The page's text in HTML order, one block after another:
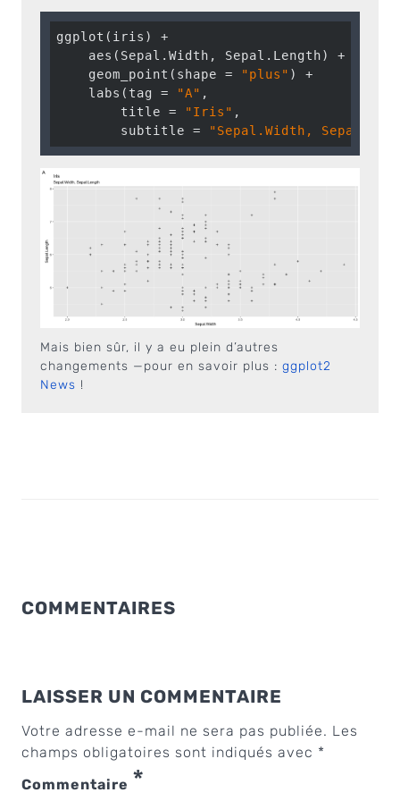
ggplot(iris) +
    aes(Sepal.Width, Sepal.Length) +
    geom_point(shape =
"plus" ) +
    labs(tag =
"A" ,
        title =
"Iris" ,
        subtitle =
"Sepal.Width,
Mais bien sûr, il y a eu plein d’autres
changements —pour en savoir plus : ggplot2
News !
COMMENTAIRES
LAISSER UN COMMENTAIRE
Votre adresse e-mail ne sera pas publiée. Les
champs obligatoires sont indiqués avec *
Commentaire *